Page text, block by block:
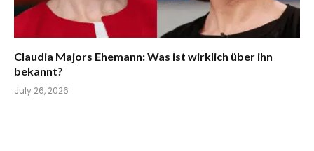
Claudia Majors Ehemann: Was ist wirklich über ihn
bekannt?
July 26, 2026